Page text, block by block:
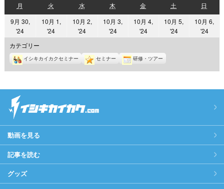
月
曜
日
火
曜
日
水水
曜
日
木
曜
日
金金
曜
日
土
曜
日
日
曜
日
9月 30,
'242024
年
9
月
30
10月 1,
'242024
10
月
1
10月 2,
'242024
10
月
2
10月 3,
'242024
10
月
3
10月 4,
'242024
10
月
4
10月 5,
'242024
5
10月 6,
'242024
6
カテゴリー
イシキカイカクセミナー セミナー 研修・ツアー
動画を見る
記事を読む
グッズ